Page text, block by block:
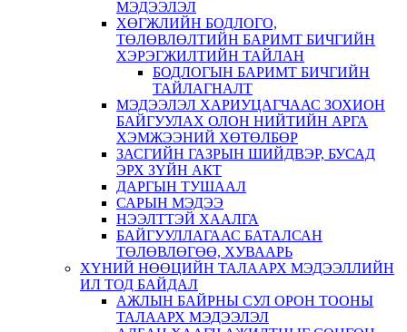
МЭДЭЭЛЭЛ
ХӨГЖЛИЙН БОДЛОГО,
ТӨЛӨВЛӨЛТИЙН БАРИМТ БИЧГИЙН
ХЭРЭГЖИЛТИЙН ТАЙЛАН
БОДЛОГЫН БАРИМТ БИЧГИЙН
ТАЙЛАГНАЛТ
МЭДЭЭЛЭЛ ХАРИУЦАГЧААС ЗОХИОН
БАЙГУУЛАХ ОЛОН НИЙТИЙН АРГА
ХЭМЖЭЭНИЙ ХӨТӨЛБӨР
ЗАСГИЙН ГАЗРЫН ШИЙДВЭР, БУСАД
ЭРХ ЗҮЙН АКТ
ДАРГЫН ТУШААЛ
САРЫН МЭДЭЭ
НЭЭЛТТЭЙ ХААЛГА
БАЙГУУЛЛАГААС БАТАЛСАН
ТӨЛӨВЛӨГӨӨ, ХУВААРЬ
ХҮНИЙ НӨӨЦИЙН ТАЛААРХ МЭДЭЭЛЛИЙН
ИЛ ТОД БАЙДАЛ
АЖЛЫН БАЙРНЫ СУЛ ОРОН ТООНЫ
ТАЛААРХ МЭДЭЭЛЭЛ